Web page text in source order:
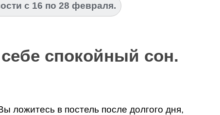
с 16 по 28 февраля.
спокойный сон.
ложитесь в постель после долгого дня,